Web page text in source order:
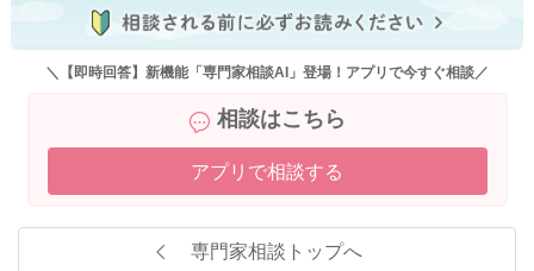
食事の前に歯固めなどで、口の中を落ち着けてからスタートし
すので、スプーンを抜いて、モグモグ→ゴックンが理想ではあ
ります。
よろしくお願いします。
＼【即時回答】新機能「専門家相談AI」登場！アプリで今すぐ相談／
相談はこちら
アプリで相談する
専門家相談トップへ